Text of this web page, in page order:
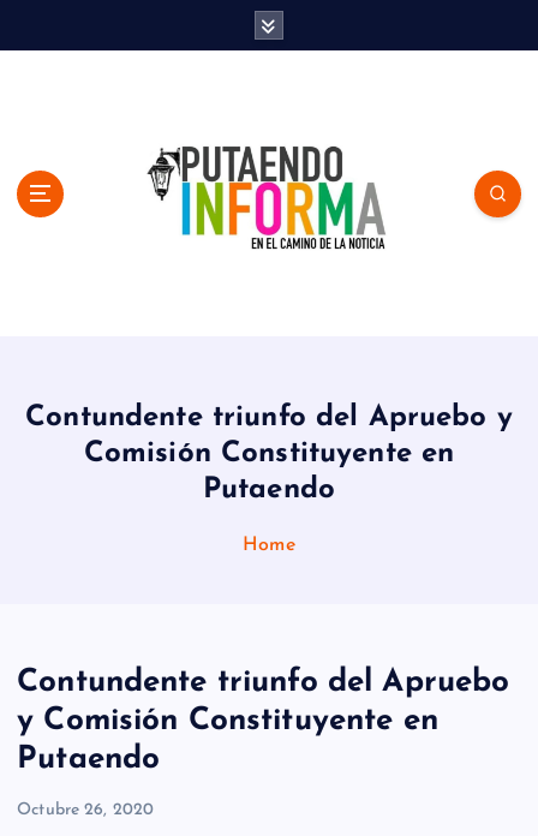
Contundente triunfo del Apruebo y
Comisión Constituyente en
Putaendo
Home
Contundente triunfo del Apruebo
y Comisión Constituyente en
Putaendo
Octubre 26, 2020